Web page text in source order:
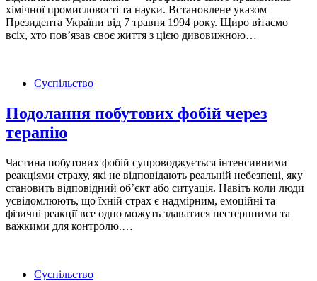
хімічної промисловості та науки. Встановлене указом
Президента України від 7 травня 1994 року. Щиро вітаємо
всіх, хто пов’язав своє життя з цією дивовижною…
Суспільство
Подолання побутових фобій через
терапію
Частина побутових фобій супроводжується інтенсивними
реакціями страху, які не відповідають реальній небезпеці, яку
становить відповідний об’єкт або ситуація. Навіть коли люди
усвідомлюють, що їхній страх є надмірним, емоційні та
фізичні реакції все одно можуть здаватися нестерпними та
важкими для контролю.…
Суспільство